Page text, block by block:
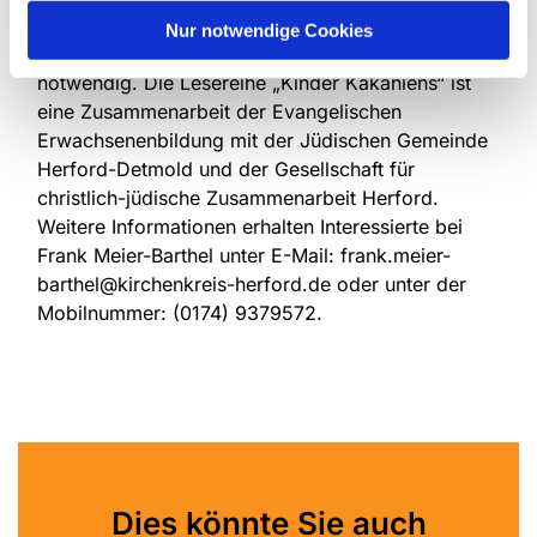
Nur notwendige Cookies
den Religionsphilosophen Martin Buber gehen.
Der Eintritt ist frei. Eine Anmeldung ist nicht
notwendig. Die Lesereihe „Kinder Kakaniens“ ist
eine Zusammenarbeit der Evangelischen
Erwachsenenbildung mit der Jüdischen Gemeinde
Herford-Detmold und der Gesellschaft für
christlich-jüdische Zusammenarbeit Herford.
Weitere Informationen erhalten Interessierte bei
Frank Meier-Barthel unter E-Mail: frank.meier-
barthel@kirchenkreis-herford.de oder unter der
Mobilnummer: (0174) 9379572.
Dies könnte Sie auch